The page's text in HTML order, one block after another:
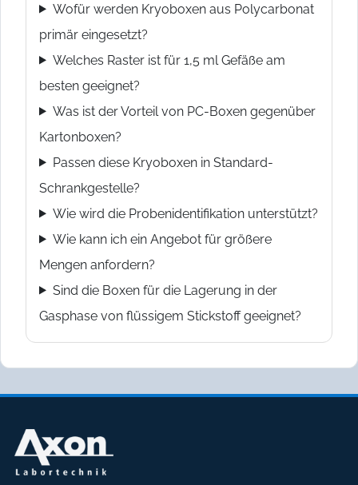
Wofür werden Kryoboxen aus Polycarbonat
primär eingesetzt?
Welches Raster ist für 1,5 ml Gefäße am
besten geeignet?
Was ist der Vorteil von PC-Boxen gegenüber
Kartonboxen?
Passen diese Kryoboxen in Standard-
Schrankgestelle?
Wie wird die Probenidentifikation unterstützt?
Wie kann ich ein Angebot für größere
Mengen anfordern?
Sind die Boxen für die Lagerung in der
Gasphase von flüssigem Stickstoff geeignet?